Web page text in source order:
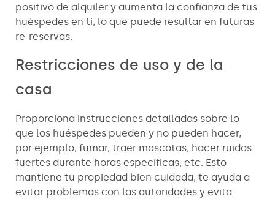
positivo de alquiler y aumenta la confianza de tus
huéspedes en ti, lo que puede resultar en futuras
re-reservas.
Restricciones de uso y de la
casa
Proporciona instrucciones detalladas sobre lo
que los huéspedes pueden y no pueden hacer,
por ejemplo, fumar, traer mascotas, hacer ruidos
fuertes durante horas específicas, etc. Esto
mantiene tu propiedad bien cuidada, te ayuda a
evitar problemas con las autoridades y evita